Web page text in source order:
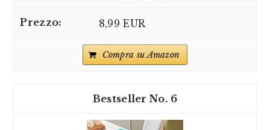
8,99 EUR
Compra su Amazon
6